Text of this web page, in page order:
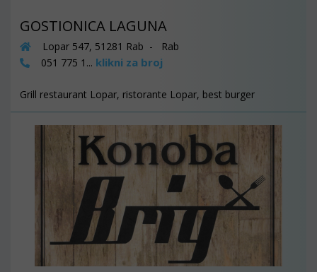
GOSTIONICA LAGUNA
Lopar 547, 51281 Rab - Rab
051 775 1... klikni za broj
Grill restaurant Lopar, ristorante Lopar, best burger